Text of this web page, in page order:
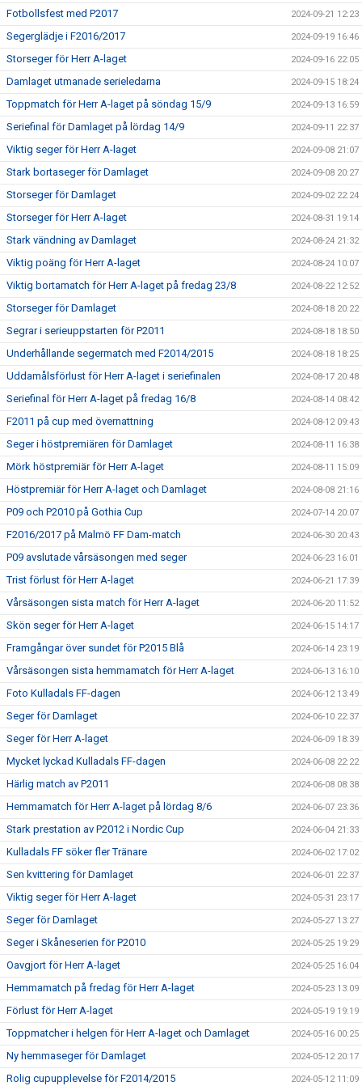
Fotbollsfest med P2017 2024-09-21 12:23
Segerglädje i F2016/2017 2024-09-19 16:46
Storseger för Herr A-laget 2024-09-16 22:05
Damlaget utmanade serieledarna 2024-09-15 18:24
Toppmatch för Herr A-laget på söndag 15/9 2024-09-13 16:59
Seriefinal för Damlaget på lördag 14/9 2024-09-11 22:37
Viktig seger för Herr A-laget 2024-09-08 21:07
Stark bortaseger för Damlaget 2024-09-08 20:27
Storseger för Damlaget 2024-09-02 22:24
Storseger för Herr A-laget 2024-08-31 19:14
Stark vändning av Damlaget 2024-08-24 21:32
Viktig poäng för Herr A-laget 2024-08-24 10:07
Viktig bortamatch för Herr A-laget på fredag 23/8 2024-08-22 12:52
Storseger för Damlaget 2024-08-18 20:22
Segrar i serieuppstarten för P2011 2024-08-18 18:50
Underhållande segermatch med F2014/2015 2024-08-18 18:25
Uddamålsförlust för Herr A-laget i seriefinalen 2024-08-17 20:48
Seriefinal för Herr A-laget på fredag 16/8 2024-08-14 08:42
F2011 på cup med övernattning 2024-08-12 09:43
Seger i höstpremiären för Damlaget 2024-08-11 16:38
Mörk höstpremiär för Herr A-laget 2024-08-11 15:09
Höstpremiär för Herr A-laget och Damlaget 2024-08-08 21:16
P09 och P2010 på Gothia Cup 2024-07-14 20:07
F2016/2017 på Malmö FF Dam-match 2024-06-30 20:43
P09 avslutade vårsäsongen med seger 2024-06-23 16:01
Trist förlust för Herr A-laget 2024-06-21 17:39
Vårsäsongen sista match för Herr A-laget 2024-06-20 11:52
Skön seger för Herr A-laget 2024-06-15 14:17
Framgångar över sundet för P2015 Blå 2024-06-14 23:19
Vårsäsongen sista hemmamatch för Herr A-laget 2024-06-13 16:10
Foto Kulladals FF-dagen 2024-06-12 13:49
Seger för Damlaget 2024-06-10 22:37
Seger för Herr A-laget 2024-06-09 18:39
Mycket lyckad Kulladals FF-dagen 2024-06-08 22:22
Härlig match av P2011 2024-06-08 08:38
Hemmamatch för Herr A-laget på lördag 8/6 2024-06-07 23:36
Stark prestation av P2012 i Nordic Cup 2024-06-04 21:33
Kulladals FF söker fler Tränare 2024-06-02 17:02
Sen kvittering för Damlaget 2024-06-01 22:37
Viktig seger för Herr A-laget 2024-05-31 23:17
Seger för Damlaget 2024-05-27 13:27
Seger i Skåneserien för P2010 2024-05-25 19:29
Oavgjort för Herr A-laget 2024-05-25 16:04
Hemmamatch på fredag för Herr A-laget 2024-05-23 13:09
Förlust för Herr A-laget 2024-05-19 19:19
Toppmatcher i helgen för Herr A-laget och Damlaget 2024-05-16 00:25
Ny hemmaseger för Damlaget 2024-05-12 20:17
Rolig cupupplevelse för F2014/2015 2024-05-12 11:09